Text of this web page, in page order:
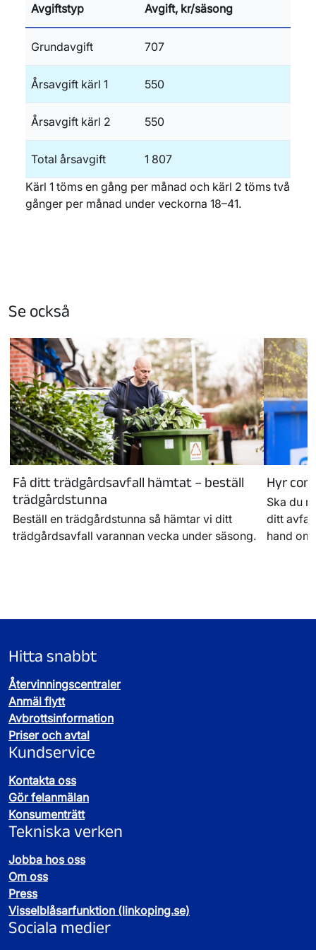
Avgiftstyp Avgift, kr/säsong
Grundavgift 707
Årsavgift kärl 1 550
Årsavgift kärl 2 550
Total årsavgift
1 807
Kärl 1 töms en gång per månad och kärl 2 töms två
gånger per månad under veckorna 18–41.
Se också
Få ditt trädgårdsavfall hämtat – beställ
trädgårdstunna
Beställ en trädgårdstunna så hämtar vi ditt
trädgårdsavfall varannan vecka under säsong.
Hyr
Ska du
ditt
hand om
Hitta snabbt
Återvinningscentraler
Anmäl flytt
Avbrottsinformation
Priser och avtal
Kundservice
Kontakta oss
Gör felanmälan
Konsumenträtt
Tekniska verken
Jobba hos oss
Om oss
Press
Visselblåsarfunktion (linkoping.se)
Sociala medier